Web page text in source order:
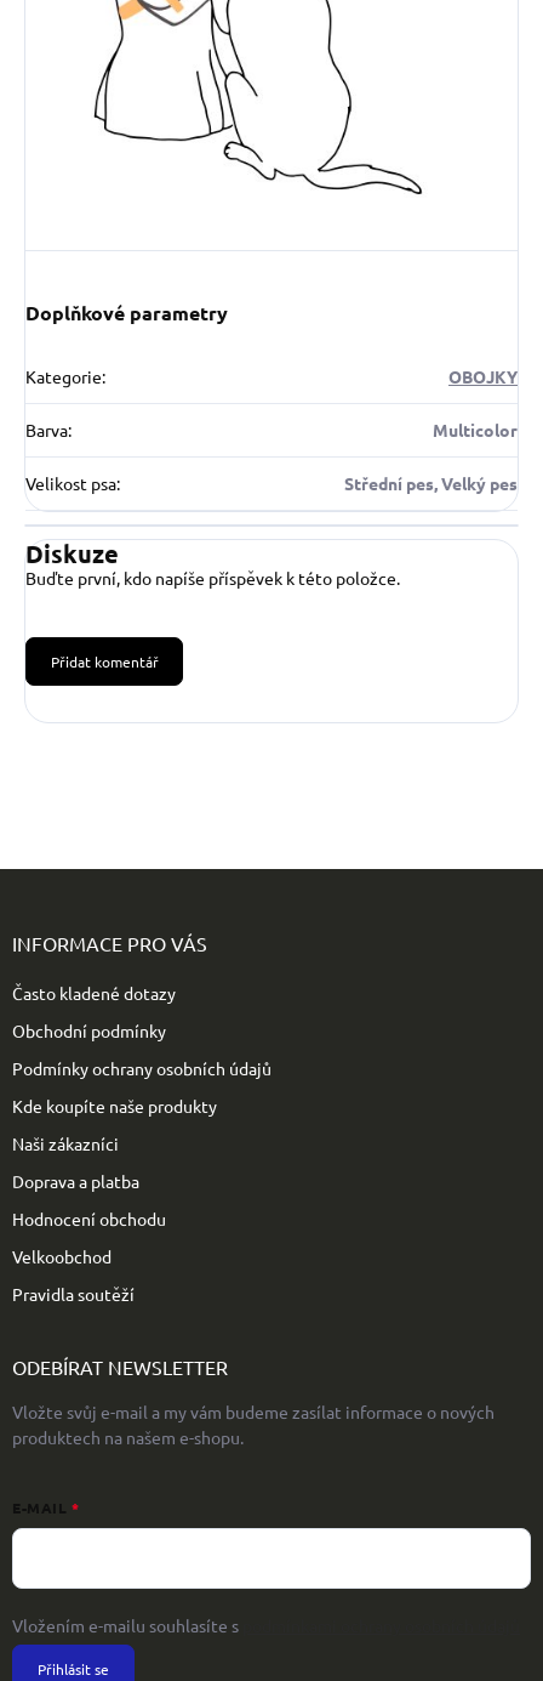
Doplňkové parametry
Kategorie: OBOJKY
Barva: Multicolor
Velikost psa: Střední pes, Velký pes
Diskuze
Buďte první, kdo napíše příspěvek k této položce.
Přidat komentář
INFORMACE PRO VÁS
Často kladené dotazy
Obchodní podmínky
Podmínky ochrany osobních údajů
Kde koupíte naše produkty
Naši zákazníci
Doprava a platba
Hodnocení obchodu
Velkoobchod
Pravidla soutěží
ODEBÍRAT NEWSLETTER
Vložte svůj e-mail a my vám budeme zasílat informace o nových
produktech na našem e-shopu.
E-MAIL
Vložením e-mailu souhlasíte s
Přihlásit se